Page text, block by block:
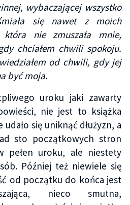
wybaczającej wszystko
się nawet z moich
która nie zmuszała mnie,
chciałem chwili spokoju.
od chwili, gdy jej
być moja.
uroku jaki zawarty
nie jest to książka
udało się uniknąć dłużyzn, a
sto początkowych stron
pełen uroku, ale niestety
Później też niewiele się
od początku do końca jest
nieco smutna,